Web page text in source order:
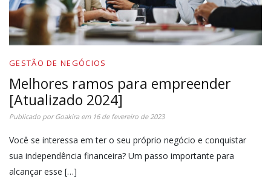
GESTÃO DE NEGÓCIOS
Melhores ramos para empreender
[Atualizado 2024]
Publicado porGoakiraem 16 de fevereiro de 2023
Você se interessa em ter o seu próprio negócio e conquistar
sua independência financeira? Um passo importante para
alcançar esse […]